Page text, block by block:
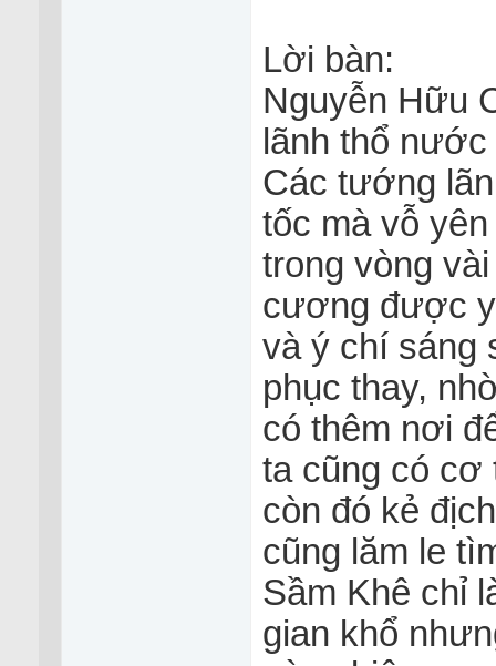
Lời bàn:
Nguyễn Hữu
lãnh thổ
Các tướng
tốc mà vỗ
trong vòng
cương được
và ý chí sáng
phục thay,
có thêm nơi
ta cũng có
còn đó kẻ
cũng lăm le
Sầm Khê chỉ
gian khổ